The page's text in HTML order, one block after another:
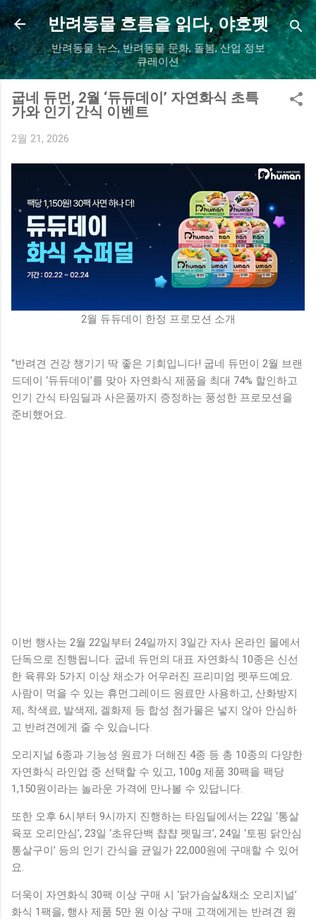
기본 콘텐츠로 건너뛰기
반려동물 흐름을 읽다, 야호펫
반려동물 뉴스, 반려동물 문화, 돌봄, 산업 정보
큐레이션
굽네 듀먼, 2월 ‘듀듀데이’ 자연화식 초특
가와 인기 간식 이벤트
2월 21, 2026
2월 듀듀데이 한정 프로모션 소개
“반려견 건강 챙기기 딱 좋은 기회입니다! 굽네 듀먼이 2월 브랜
드데이 ‘듀듀데이’를 맞아 자연화식 제품을 최대 74% 할인하고
인기 간식 타임딜과 사은품까지 증정하는 풍성한 프로모션을
준비했어요.
이번 행사는 2월 22일부터 24일까지 3일간 자사 온라인 몰에서
단독으로 진행됩니다. 굽네 듀먼의 대표 자연화식 10종은 신선
한 육류와 5가지 이상 채소가 어우러진 프리미엄 펫푸드예요.
사람이 먹을 수 있는 휴먼그레이드 원료만 사용하고, 산화방지
제, 착색료, 발색제, 겔화제 등 합성 첨가물은 넣지 않아 안심하
고 반려견에게 줄 수 있습니다.
오리지널 6종과 기능성 원료가 더해진 4종 등 총 10종의 다양한
자연화식 라인업 중 선택할 수 있고, 100g 제품 30팩을 팩당
1,150원이라는 놀라운 가격에 만나볼 수 있답니다.
또한 오후 6시부터 9시까지 진행하는 타임딜에서는 22일 ‘통살
육포 오리안심’, 23일 ‘초유단백 챱챱 펫밀크’, 24일 ‘토핑 닭안심
통살구이’ 등의 인기 간식을 균일가 22,000원에 구매할 수 있어
요.
더욱이 자연화식 30팩 이상 구매 시 ‘닭가슴살&채소 오리지널’
화식 1팩을, 행사 제품 5만 원 이상 구매 고객에게는 반려견 원